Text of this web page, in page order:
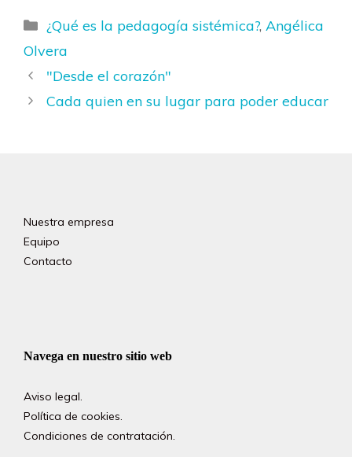
Categorías
¿Qué es la pedagogía sistémica?, Angélica
Olvera
"Desde el corazón"
Cada quien en su lugar para poder educar
Nuestra empresa
Equipo
Contacto
Navega en nuestro sitio web
Aviso legal.
Política de cookies.
Condiciones de contratación.